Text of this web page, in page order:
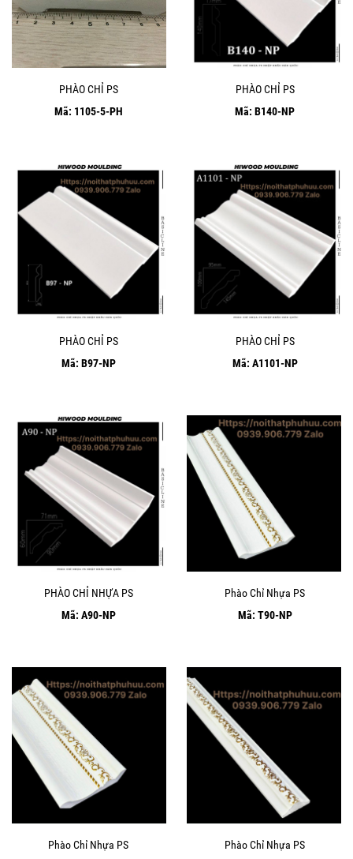
PHÀO CHỈ PS
Mã: 1105-5-PH
PHÀO CHỈ PS
Mã: B140-NP
PHÀO CHỈ PS
Mã: B97-NP
PHÀO CHỈ PS
Mã: A1101-NP
PHÀO CHỈ NHỰA PS
Mã: A90-NP
Phào Chỉ Nhựa PS
Mã: T90-NP
Phào Chỉ Nhựa PS
Phào Chỉ Nhựa PS